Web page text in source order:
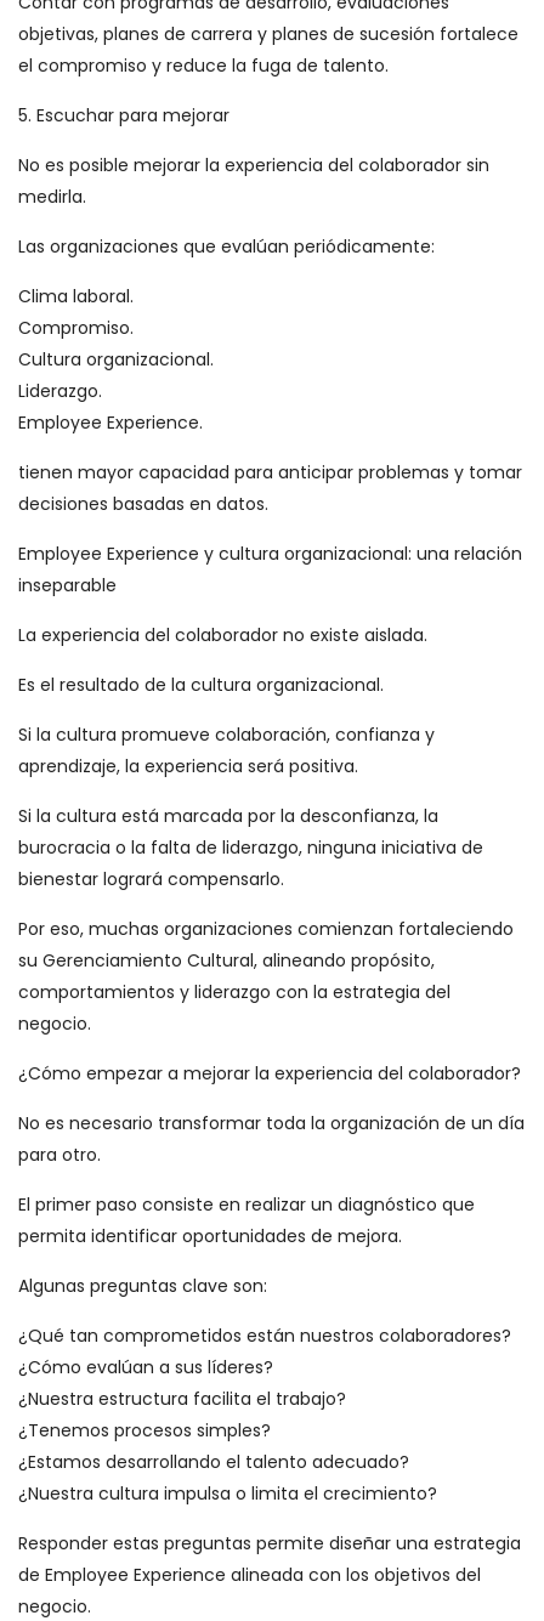
objetivas, planes de carrera y planes de sucesión fortalece
el compromiso y reduce la fuga de talento.
5. Escuchar para mejorar
No es posible mejorar la experiencia del colaborador sin
medirla.
Las organizaciones que evalúan periódicamente:
Clima laboral.
Compromiso.
Cultura organizacional.
Liderazgo.
Employee Experience.
tienen mayor capacidad para anticipar problemas y tomar
decisiones basadas en datos.
Employee Experience y cultura organizacional: una relación
inseparable
La experiencia del colaborador no existe aislada.
Es el resultado de la cultura organizacional.
Si la cultura promueve colaboración, confianza y
aprendizaje, la experiencia será positiva.
Si la cultura está marcada por la desconfianza, la
burocracia o la falta de liderazgo, ninguna iniciativa de
bienestar logrará compensarlo.
Por eso, muchas organizaciones comienzan fortaleciendo
su Gerenciamiento Cultural, alineando propósito,
comportamientos y liderazgo con la estrategia del
negocio.
¿Cómo empezar a mejorar la experiencia del colaborador?
No es necesario transformar toda la organización de un día
para otro.
El primer paso consiste en realizar un diagnóstico que
permita identificar oportunidades de mejora.
Algunas preguntas clave son:
¿Qué tan comprometidos están nuestros colaboradores?
¿Cómo evalúan a sus líderes?
¿Nuestra estructura facilita el trabajo?
¿Tenemos procesos simples?
¿Estamos desarrollando el talento adecuado?
¿Nuestra cultura impulsa o limita el crecimiento?
Responder estas preguntas permite diseñar una estrategia
de Employee Experience alineada con los objetivos del
negocio.